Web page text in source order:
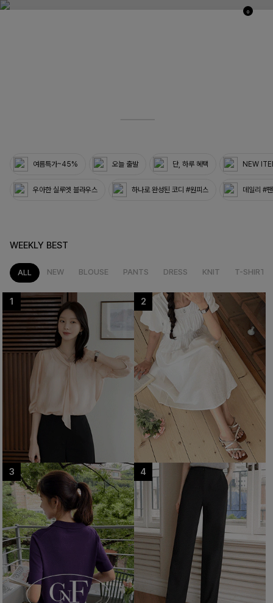
0
여름특가~45% 오늘 출발 단, 하루 혜택 NEW
우아한 실루엣 블라우스 하나로 완성된 코디 #원피스 데일리 #
WEEKLY BEST
ALL NEW BLOUSE PANTS DRESS KNIT T-SHIRT